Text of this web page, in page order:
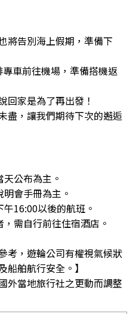
將告別海上假期，準備下
車前往機場，準備搭機返
回家是為了再出發！
盡，讓我們期待下次的邂逅
公布為主。
會手冊為主。
16:00以後的航班。
需自行前往住宿酒店。
考，遊輪公司有權視氣候狀
舶航行安全。】
外當地旅行社之更動而調整